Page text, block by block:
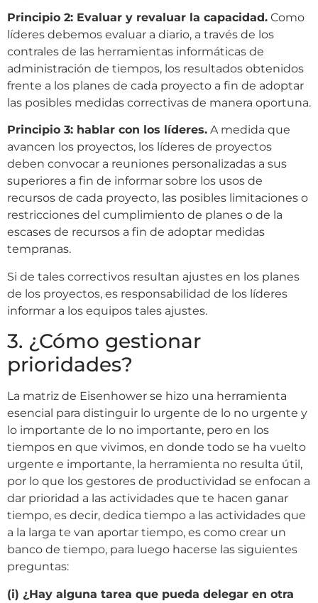
Principio 2: Evaluar y revaluar la capacidad. Como
líderes debemos evaluar a diario, a través de los
contrales de las herramientas informáticas de
administración de tiempos, los resultados obtenidos
frente a los planes de cada proyecto a fin de adoptar
las posibles medidas correctivas de manera oportuna.
Principio 3: hablar con los líderes. A medida que
avancen los proyectos, los líderes de proyectos
deben convocar a reuniones personalizadas a sus
superiores a fin de informar sobre los usos de
recursos de cada proyecto, las posibles limitaciones o
restricciones del cumplimiento de planes o de la
escases de recursos a fin de adoptar medidas
tempranas.
Si de tales correctivos resultan ajustes en los planes
de los proyectos, es responsabilidad de los líderes
informar a los equipos tales ajustes.
3. ¿Cómo gestionar
prioridades?
La matriz de Eisenhower se hizo una herramienta
esencial para distinguir lo urgente de lo no urgente y
lo importante de lo no importante, pero en los
tiempos en que vivimos, en donde todo se ha vuelto
urgente e importante, la herramienta no resulta útil,
por lo que los gestores de productividad se enfocan a
dar prioridad a las actividades que te hacen ganar
tiempo, es decir, dedica tiempo a las actividades que
a la larga te van aportar tiempo, es como crear un
banco de tiempo, para luego hacerse las siguientes
preguntas:
(i) ¿Hay alguna tarea que pueda delegar en otra